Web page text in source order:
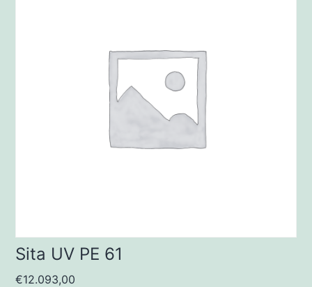
Sita UV PE 61
€12.093,00